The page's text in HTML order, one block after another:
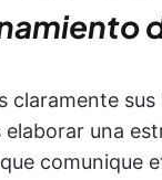
claramente sus
elaborar una
comunique